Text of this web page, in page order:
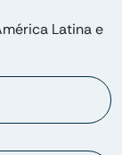
Latina e